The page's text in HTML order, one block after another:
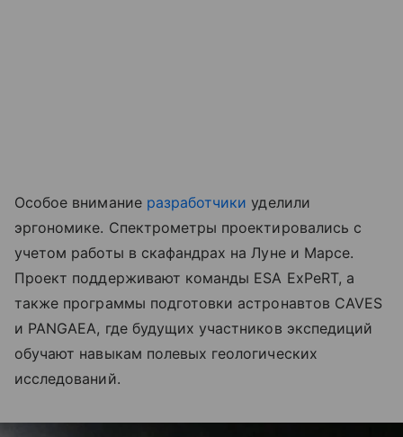
Особое внимание разработчики уделили
эргономике. Спектрометры проектировались с
учетом работы в скафандрах на Луне и Марсе.
Проект поддерживают команды ESA ExPeRT, а
также программы подготовки астронавтов CAVES
и PANGAEA, где будущих участников экспедиций
обучают навыкам полевых геологических
исследований.